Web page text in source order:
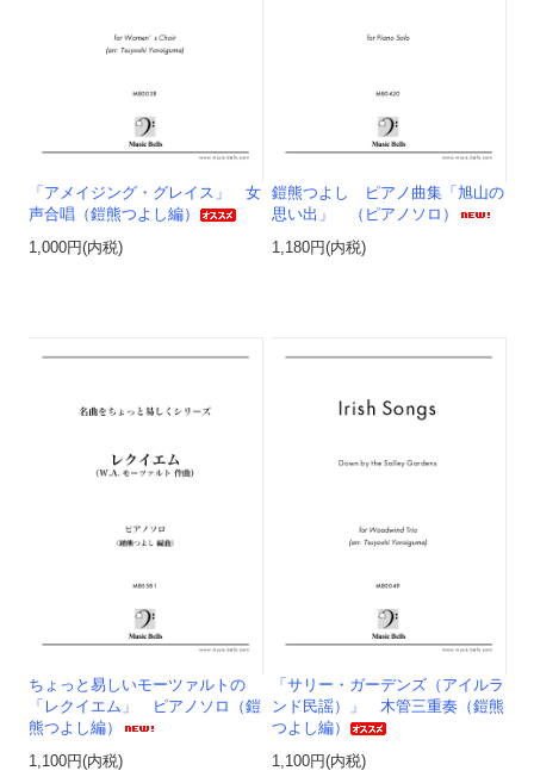
「アメイジング・グレイス」 女
声合唱（鎧熊つよし編）
1,000円(内税)
鎧熊つよし ピアノ曲集「旭山の
思い出」 （ピアノソロ）
1,180円(内税)
ちょっと易しいモーツァルトの
「レクイエム」 ピアノソロ（鎧
熊つよし編）
1,100円(内税)
「サリー・ガーデンズ（アイルラ
ンド民謡）」 木管三重奏（鎧熊
つよし編）
1,100円(内税)